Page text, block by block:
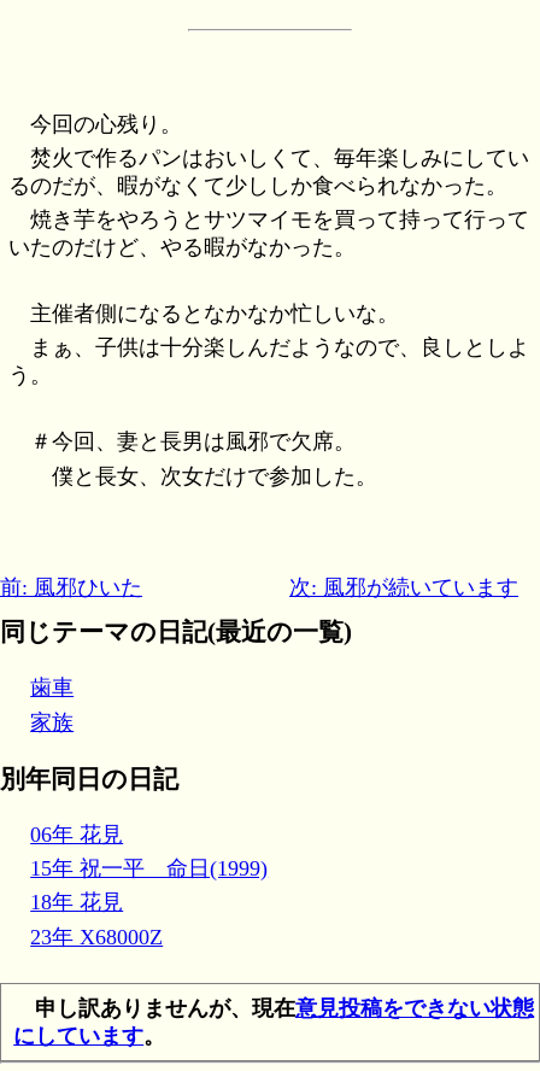
今回の心残り。
焚火で作るパンはおいしくて、毎年楽しみにしてい
るのだが、暇がなくて少ししか食べられなかった。
焼き芋をやろうとサツマイモを買って持って行って
いたのだけど、やる暇がなかった。
主催者側になるとなかなか忙しいな。
まぁ、子供は十分楽しんだようなので、良しとしよ
う。
＃今回、妻と長男は風邪で欠席。
僕と長女、次女だけで参加した。
前: 風邪ひいた 次: 風邪が続いています
同じテーマの日記(最近の一覧)
歯車
家族
別年同日の日記
06年 花見
15年 祝一平 命日(1999)
18年 花見
23年 X68000Z
申し訳ありませんが、現在意見投稿をできない状態
にしています。